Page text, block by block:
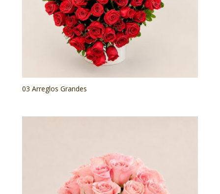
03 Arreglos Grandes